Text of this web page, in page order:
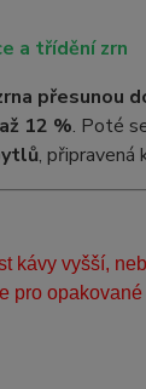
a třídění zrn
přesunou
12 %. Poté
, připravená
kávy vyšší,
pro